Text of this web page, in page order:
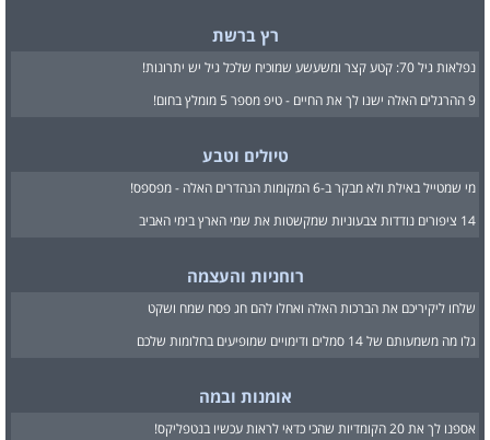
רץ ברשת
נפלאות גיל 70: קטע קצר ומשעשע שמוכיח שלכל גיל יש יתרונות!
9 ההרגלים האלה ישנו לך את החיים - טיפ מספר 5 מומלץ בחום!
טיולים וטבע
מי שמטייל באילת ולא מבקר ב-6 המקומות הנהדרים האלה - מפספס!
14 ציפורים נודדות צבעוניות שמקשטות את שמי הארץ בימי האביב
רוחניות והעצמה
שלחו ליקיריכם את הברכות האלה ואחלו להם חג פסח שמח ושקט
גלו מה משמעותם של 14 סמלים ודימויים שמופיעים בחלומות שלכם
אומנות ובמה
אספנו לך את 20 הקומדיות שהכי כדאי לראות עכשיו בנטפליקס!